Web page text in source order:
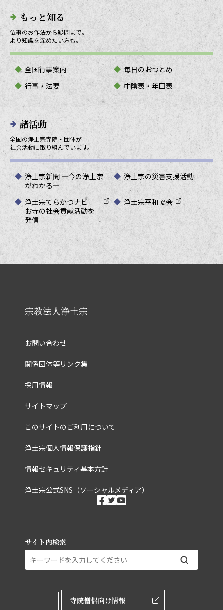
もっと知る
仏事のお作法から疑問まで。
より知識を深めたい方も。
全国行事案内
毎日のおつとめ
行事・法要
中陰表・年回表
諸活動
全国の浄土宗寺院・団体が
社会活動に取り組んでいます。
浄土宗新聞 ―今の浄土宗
がわかる―
浄土宗の災害支援活動
浄土宗てらかつナビ ―
お寺の社会貢献活動を
発信―
浄土宗平和協会
宗教法人浄土宗
お問い合わせ
関係団体等リンク集
採用情報
サイトマップ
このサイトのご利用について
浄土宗個人情報保護指針
情報セキュリティ基本方針
浄土宗公式SNS（ソーシャルメディア）
ソーシャルメディ
facebook
twitter
サイト内検索
外部ページリンク
寺院僧侶向け情報